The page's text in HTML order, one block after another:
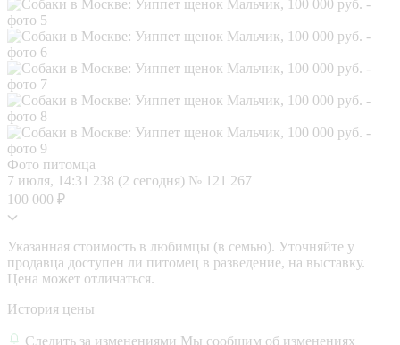
Фото питомца
7 июля, 14:31 238 (2 сегодня) № 121 267
100 000 ₽
Указанная стоимость в любимцы (в семью). Уточняйте у
продавца доступен ли питомец в разведение, на выставку.
Цена может отличаться.
История цены
Следить за изменениями Мы сообщим об изменениях